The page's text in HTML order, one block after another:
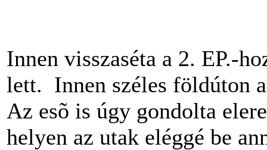
Innen visszaséta a 2. EP.-
lett. Innen széles földúton
Az esõ is úgy gondolta
helyen az utak eléggé be